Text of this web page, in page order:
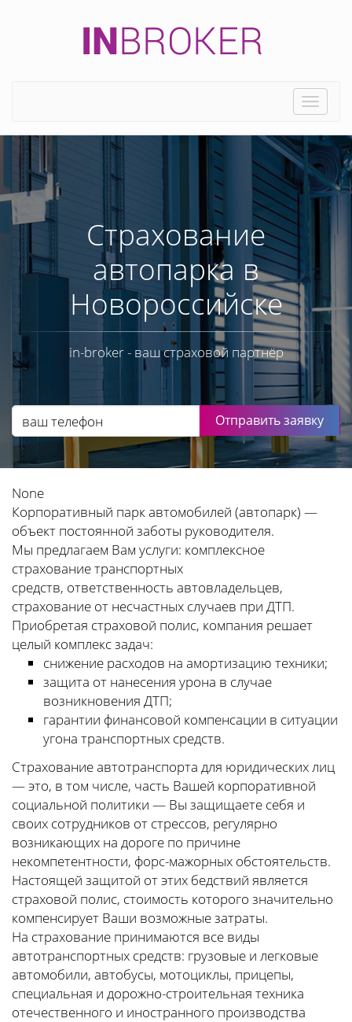
Toggle
Страхование
автопарка в
Новороссийске
in-broker - ваш страховой партнёр
Отправить заявку
None
Корпоративный парк автомобилей (автопарк) —
объект постоянной заботы руководителя.
Мы предлагаем Вам услуги: комплексное
страхование транспортных
средств, ответственность автовладельцев,
страхование от несчастных случаев при ДТП.
Приобретая страховой полис, компания решает
целый комплекс задач:
снижение расходов на амортизацию техники;
защита от нанесения урона в случае
возникновения ДТП;
гарантии финансовой компенсации в ситуации
угона транспортных средств.
Страхование автотранспорта для юридических лиц
— это, в том числе, часть Вашей корпоративной
социальной политики — Вы защищаете себя и
своих сотрудников от стрессов, регулярно
возникающих на дороге по причине
некомпетентности, форс-мажорных обстоятельств.
Настоящей защитой от этих бедствий является
страховой полис, стоимость которого значительно
компенсирует Ваши возможные затраты.
На страхование принимаются все виды
автотранспортных средств: грузовые и легковые
автомобили, автобусы, мотоциклы, прицепы,
специальная и дорожно-строительная техника
отечественного и иностранного производства